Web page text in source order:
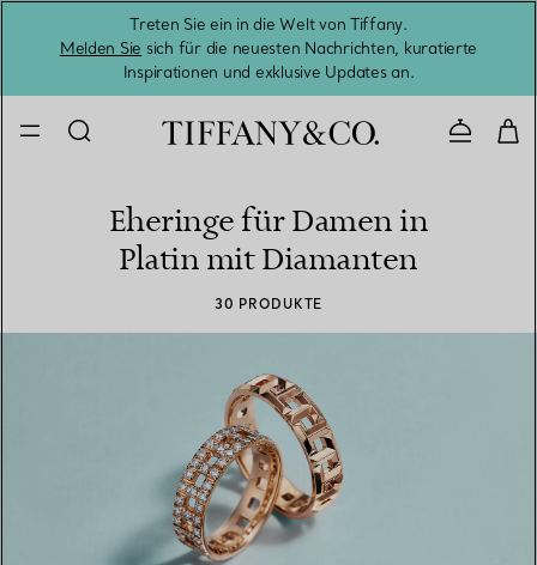
Treten Sie ein in die Welt von Tiffany.
Melden Sie sich für die neuesten Nachrichten, kuratierte
Inspirationen und exklusive Updates an.
Eheringe für Damen in
Platin mit Diamanten
30 PRODUKTE